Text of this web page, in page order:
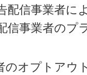
配信事業者に
信事業者のプ
のオプトアウ